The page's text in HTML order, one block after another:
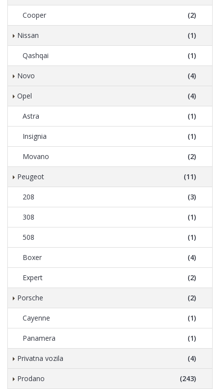
Cooper (2)
Nissan (1)
Qashqai (1)
Novo (4)
Opel (4)
Astra (1)
Insignia (1)
Movano (2)
Peugeot (11)
208 (3)
308 (1)
508 (1)
Boxer (4)
Expert (2)
Porsche (2)
Cayenne (1)
Panamera (1)
Privatna vozila (4)
Prodano (243)